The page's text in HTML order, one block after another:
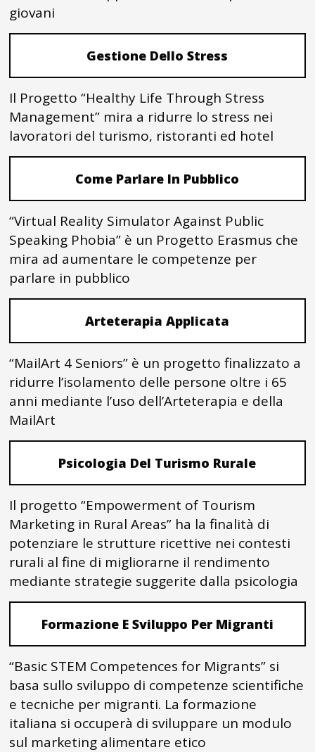
giovani
Gestione Dello Stress
Il Progetto “Healthy Life Through Stress
Management” mira a ridurre lo stress nei
lavoratori del turismo, ristoranti ed hotel
Come Parlare In Pubblico
“Virtual Reality Simulator Against Public
Speaking Phobia” è un Progetto Erasmus che
mira ad aumentare le competenze per
parlare in pubblico
Arteterapia Applicata
“MailArt 4 Seniors” è un progetto finalizzato a
ridurre l’isolamento delle persone oltre i 65
anni mediante l’uso dell’Arteterapia e della
MailArt
Psicologia Del Turismo Rurale
Il progetto “Empowerment of Tourism
Marketing in Rural Areas” ha la finalità di
potenziare le strutture ricettive nei contesti
rurali al fine di migliorarne il rendimento
mediante strategie suggerite dalla psicologia
Formazione E Sviluppo Per Migranti
“Basic STEM Competences for Migrants” si
basa sullo sviluppo di competenze scientifiche
e tecniche per migranti. La formazione
italiana si occuperà di sviluppare un modulo
sul marketing alimentare etico